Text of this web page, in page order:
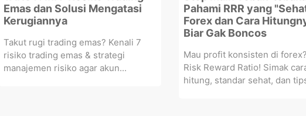
Emas dan Solusi Mengatasi
Kerugiannya
Takut rugi trading emas? Kenali 7
risiko trading emas & strategi
manajemen risiko agar akun...
Pahami RRR yang
Forex dan Cara
Biar Gak Boncos
Mau profit konsisten di
Risk Reward Ratio! Simak
hitung, standar sehat, dan